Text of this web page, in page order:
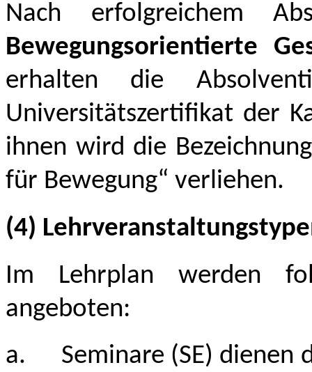
Nach erfolgreichem
Bewegungsorientierte
erhalten die
Universitätszertifikat der
ihnen wird die
für Bewegung“ verliehen.
(4)
Im Lehrplan werden
angeboten:
a.
Seminare (SE) dienen